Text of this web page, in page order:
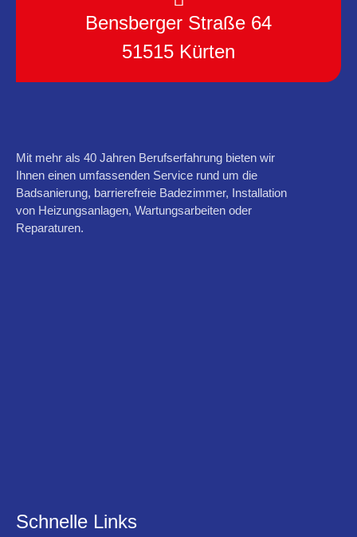
Bensberger Straße 64
51515 Kürten
Mit mehr als 40 Jahren Berufserfahrung bieten wir
Ihnen einen umfassenden Service rund um die
Badsanierung, barrierefreie Badezimmer, Installation
von Heizungsanlagen, Wartungsarbeiten oder
Reparaturen.
Schnelle Links